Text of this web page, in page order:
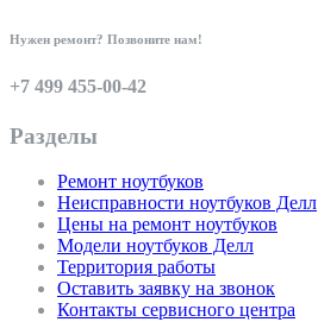
Нужен ремонт? Позвоните нам!
+7 499 455-00-42
Разделы
Ремонт ноутбуков
Неисправности ноутбуков Делл
Цены на ремонт ноутбуков
Модели ноутбуков Делл
Территория работы
Оставить заявку на звонок
Контакты сервисного центра